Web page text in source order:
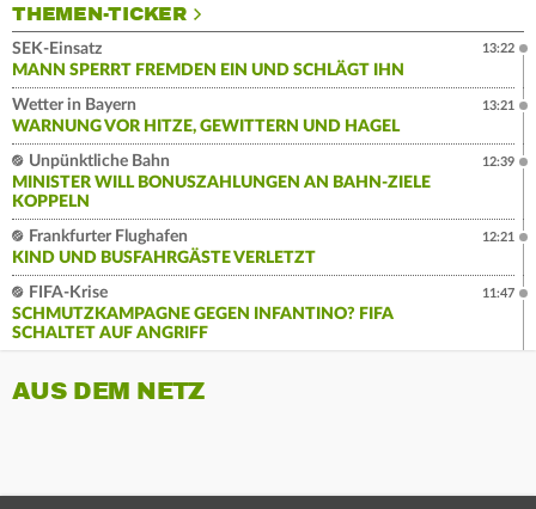
THEMEN-TICKER
SEK-Einsatz
MANN SPERRT FREMDEN EIN UND SCHLÄGT IHN
13:22
Wetter in Bayern
WARNUNG VOR HITZE, GEWITTERN UND HAGEL
13:21
Unpünktliche Bahn
MINISTER WILL BONUSZAHLUNGEN AN BAHN-ZIELE
KOPPELN
12:39
Frankfurter Flughafen
KIND UND BUSFAHRGÄSTE VERLETZT
12:21
FIFA-Krise
SCHMUTZKAMPAGNE GEGEN INFANTINO? FIFA
SCHALTET AUF ANGRIFF
11:47
AUS DEM NETZ